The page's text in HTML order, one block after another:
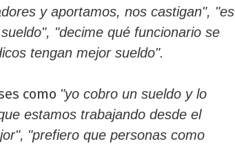
y aportamos, nos castigan", "es
"decime qué funcionario se
tengan mejor sueldo".
como "yo cobro un sueldo y lo
estamos trabajando desde el
"prefiero que personas como